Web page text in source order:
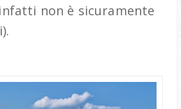
non è sicuramente